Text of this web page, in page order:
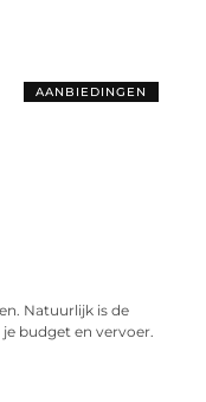
AANBIEDINGEN
Natuurlijk is de
budget en vervoer.